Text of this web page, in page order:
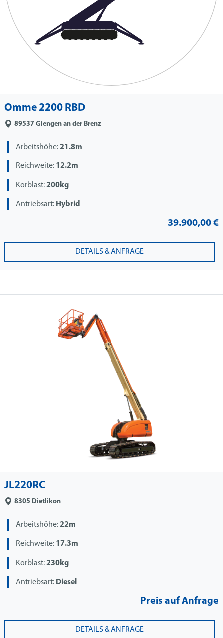
Omme 2200 RBD
89537 Giengen an der Brenz
Arbeitshöhe:21.8m
Reichweite: 12.2m
Korblast:200kg
Antriebsart: Hybrid
39.900,00 €
DETAILS & ANFRAGE
JL220RC
8305 Dietlikon
Arbeitshöhe:22m
Reichweite: 17.3m
Korblast:230kg
Antriebsart: Diesel
Preis auf Anfrage
DETAILS & ANFRAGE